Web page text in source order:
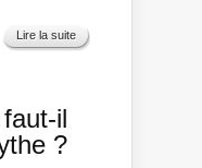
Lire la suite
il
?